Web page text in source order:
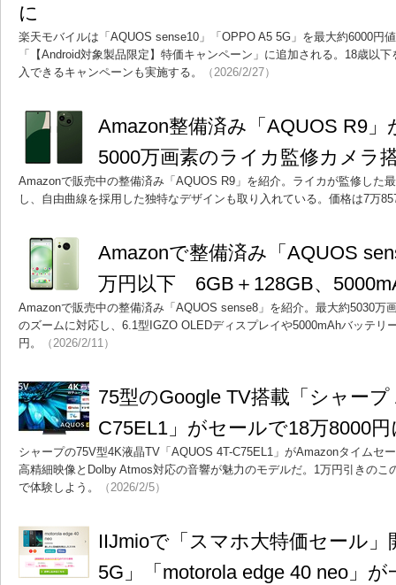
に
楽天モバイルは「AQUOS sense10」「OPPO A5 5G」を最大約6000円
「【Android対象製品限定】特価キャンペーン」に追加される。18歳以
入できるキャンペーンも実施する。
（2026/2/27）
Amazon整備済み「AQUOS R9
5000万画素のライカ監修カメラ
Amazonで販売中の整備済み「AQUOS R9」を紹介。ライカが監修した
し、自由曲線を採用した独特なデザインも取り入れている。価格は7万
Amazonで整備済み「AQUOS
万円以下 6GB＋128GB、
Amazonで販売中の整備済み「AQUOS sense8」を紹介。最大約5030万
のズームに対応し、6.1型IGZO OLEDディスプレイや5000mAhバッテリ
円。
（2026/2/11）
75型のGoogle TV搭載「シャープ
C75EL1」がセールで18万8000円
シャープの75V型4K液晶TV「AQUOS 4T-C75EL1」がAmazonタイムセ
高精細映像とDolby Atmos対応の音響が魅力のモデルだ。1万円引きのこ
で体験しよう。
（2026/2/5）
IIJmioで「スマホ大特価セール
5G」「motorola edge 40 neo」が